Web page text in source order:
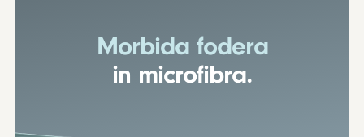
Morbida fodera
in microfibra.